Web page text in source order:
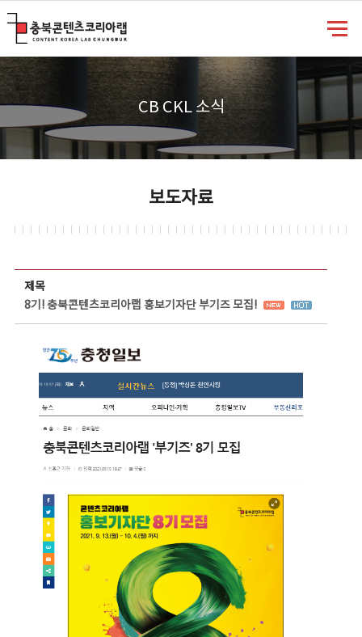
CB CKL 소식
보도자료
제목
8기! 충북콘텐츠코리아랩 홍보기자단 부기즈 모집!